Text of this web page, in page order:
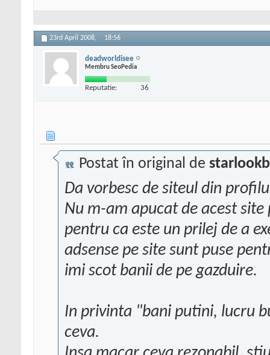
23rd April 2008, 18:56
deadworldisee
Membru SeoPedia
Reputatie: 36
Postat în original de
Da vorbesc de siteul din
Nu m-am apucat de acest
pentru ca este un prilej de a
adsense pe site sunt puse
imi scot banii de pe gazduire.
In privinta "bani putini, lucru
ceva.